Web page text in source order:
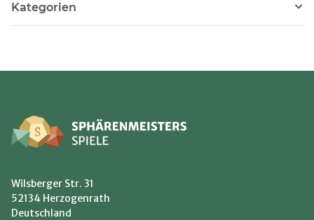
Kategorien
Wilsberger Str. 31
52134 Herzogenrath
Deutschland